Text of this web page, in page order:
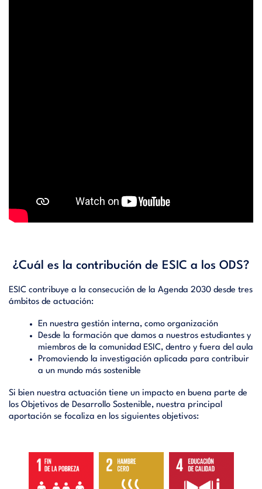
¿Cuál es la contribución de ESIC a los ODS?
ESIC contribuye a la consecución de la Agenda 2030 desde tres
ámbitos de actuación:
En nuestra gestión interna, como organización
Desde la formación que damos a nuestros estudiantes y
miembros de la comunidad ESIC, dentro y fuera del aula
Promoviendo la investigación aplicada para contribuir
a un mundo más sostenible
Si bien nuestra actuación tiene un impacto en buena parte de
los Objetivos de Desarrollo Sostenible, nuestra principal
aportación se focaliza en los siguientes objetivos: